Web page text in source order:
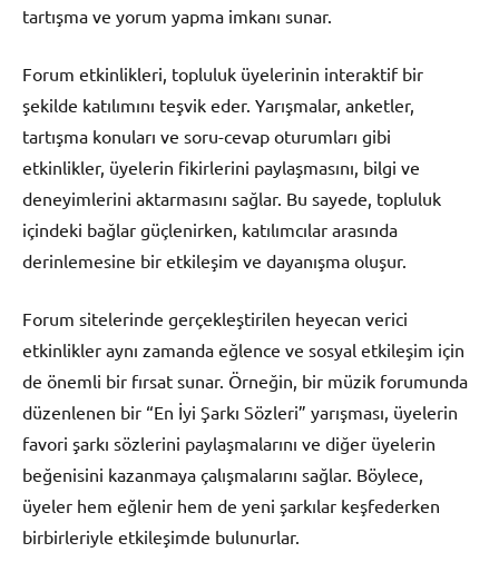
tartışma ve yorum yapma imkanı sunar.
Forum etkinlikleri, topluluk üyelerinin interaktif bir
şekilde katılımını teşvik eder. Yarışmalar, anketler,
tartışma konuları ve soru-cevap oturumları gibi
etkinlikler, üyelerin fikirlerini paylaşmasını, bilgi ve
deneyimlerini aktarmasını sağlar. Bu sayede, topluluk
içindeki bağlar güçlenirken, katılımcılar arasında
derinlemesine bir etkileşim ve dayanışma oluşur.
Forum sitelerinde gerçekleştirilen heyecan verici
etkinlikler aynı zamanda eğlence ve sosyal etkileşim için
de önemli bir fırsat sunar. Örneğin, bir müzik forumunda
düzenlenen bir “En İyi Şarkı Sözleri” yarışması, üyelerin
favori şarkı sözlerini paylaşmalarını ve diğer üyelerin
beğenisini kazanmaya çalışmalarını sağlar. Böylece,
üyeler hem eğlenir hem de yeni şarkılar keşfederken
birbirleriyle etkileşimde bulunurlar.